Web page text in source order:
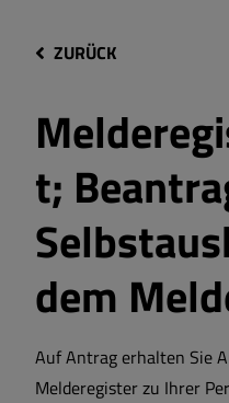
ZURÜCK
t;
dem
Auf Antrag erhalten Sie
Melderegister zu Ihrer